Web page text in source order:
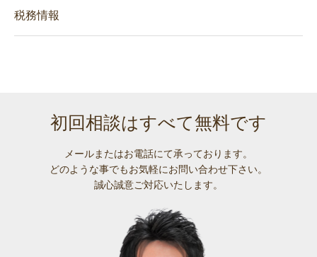
税務情報
初回相談はすべて無料です
メールまたはお電話にて承っております。
どのような事でもお気軽にお問い合わせ下さい。
誠心誠意ご対応いたします。